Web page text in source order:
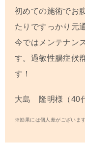
初めての施術でお
たりですっかり元
今ではメンテナン
す。過敏性腸症候
す！
大島 隆明様（40
※効果には個人差がございま